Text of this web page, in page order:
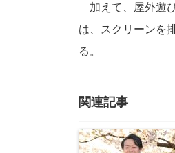
加えて、屋外遊
は、スクリーンを
る。
関連記事